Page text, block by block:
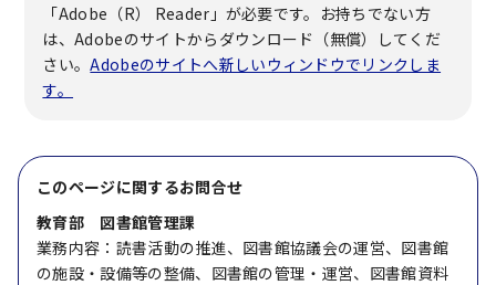
「Adobe（R） Reader」が必要です。お持ちでない方
は、Adobeのサイトからダウンロード（無償）してくだ
さい。Adobeのサイトへ新しいウィンドウでリンクしま
す。
このページに関するお問合せ
教育部 図書館管理課
業務内容：読書活動の推進、図書館協議会の運営、図書館
の施設・設備等の整備、図書館の管理・運営、図書館資料